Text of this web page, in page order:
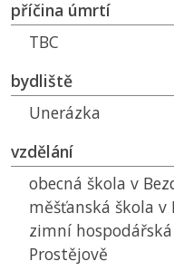
příčina úmrtí
TBC
bydliště
Unerázka
vzdělání
obecná škola v
měšťanská škola v
zimní
Prostějově